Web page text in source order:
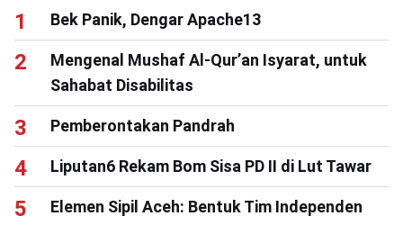
Bek Panik, Dengar Apache13
Mengenal Mushaf Al-Qur’an Isyarat, untuk
Sahabat Disabilitas
Pemberontakan Pandrah
Liputan6 Rekam Bom Sisa PD II di Lut Tawar
Elemen Sipil Aceh: Bentuk Tim Independen